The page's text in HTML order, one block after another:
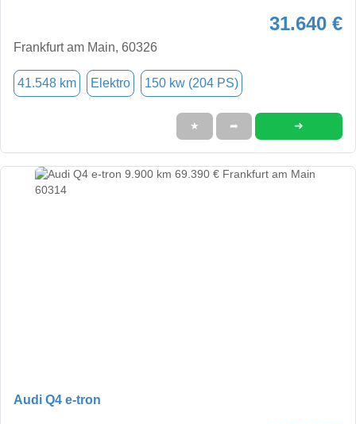
31.640 €
Frankfurt am Main, 60326
41.548 km Elektro 150 kw (204 PS)
★ ➦ ➜
Audi Q4 e-tron